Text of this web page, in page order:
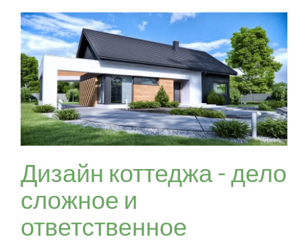
Дизайн коттеджа - дело
сложное и
ответственное